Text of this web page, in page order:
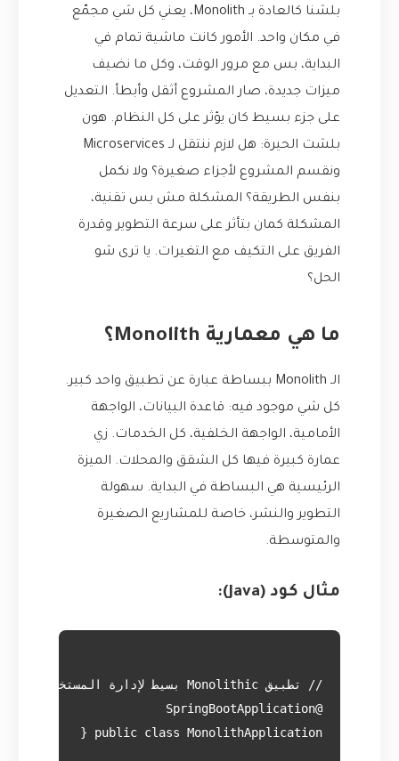
بلشنا كالعادة بـ Monolith، يعني كل شي مجمّع
في مكان واحد. الأمور كانت ماشية تمام في
البداية، بس مع مرور الوقت، وكل ما نضيف
ميزات جديدة، صار المشروع أثقل وأبطأ. التعديل
على جزء بسيط كان يؤثر على كل النظام. هون
بلشت الحيرة: هل لازم ننتقل لـ Microservices
ونقسم المشروع لأجزاء صغيرة؟ ولا نكمل
بنفس الطريقة؟ المشكلة مش بس تقنية،
المشكلة كمان بتأثر على سرعة التطوير وقدرة
الفريق على التكيف مع التغيرات. يا ترى شو
الحل؟
ما هي معمارية Monolith؟
الـ Monolith ببساطة عبارة عن تطبيق واحد كبير.
كل شي موجود فيه: قاعدة البيانات، الواجهة
الأمامية، الواجهة الخلفية، كل الخدمات. زي
عمارة كبيرة فيها كل الشقق والمحلات. الميزة
الرئيسية هي البساطة في البداية. سهولة
التطوير والنشر، خاصة للمشاريع الصغيرة
والمتوسطة.
مثال كود (Java):